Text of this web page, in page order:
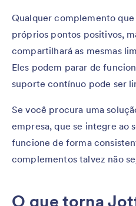
Qualquer complemento
próprios pontos positivos,
compartilhará as mesmas
Eles podem parar de
suporte contínuo pode ser
Se você procura uma
empresa, que se integre ao
funcione de forma
complementos talvez não
O que torna